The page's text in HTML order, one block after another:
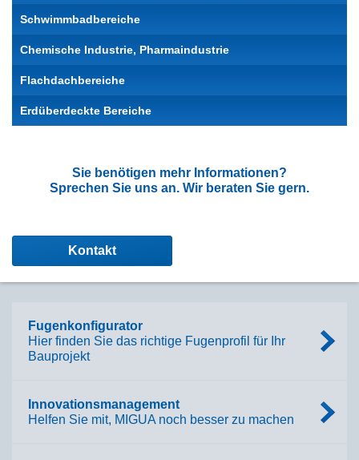
Schwimmbadbereiche
Chemische Industrie, Pharmaindustrie
Flachdachbereiche
Erdüberdeckte Bereiche
Sie benötigen mehr Informationen?
Sprechen Sie uns an. Wir beraten Sie gern.
Kontakt
Fugenkonfigurator
Hier finden Sie das richtige Fugenprofil für Ihr
Bauprojekt
Innovationsmanagement
Helfen Sie mit, MIGUA noch besser zu machen